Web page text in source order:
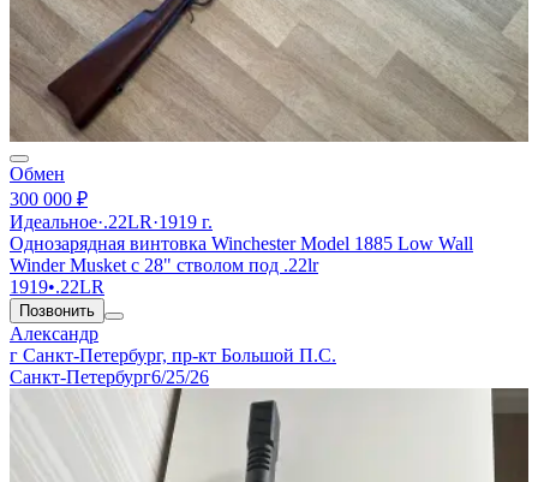
Обмен
300 000 ₽
Идеальное·.22LR·1919 г.
Однозарядная винтовка Winchester Model 1885 Low Wall
Winder Musket с 28" стволом под .22lr
1919•.22LR
Позвонить
Александр
г Санкт-Петербург, пр-кт Большой П.С.
Санкт-Петербург6/25/26